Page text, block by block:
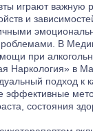
величия
клиника
играют важную
и
В
при
Наркология» в
подход к
эффективные
состояния